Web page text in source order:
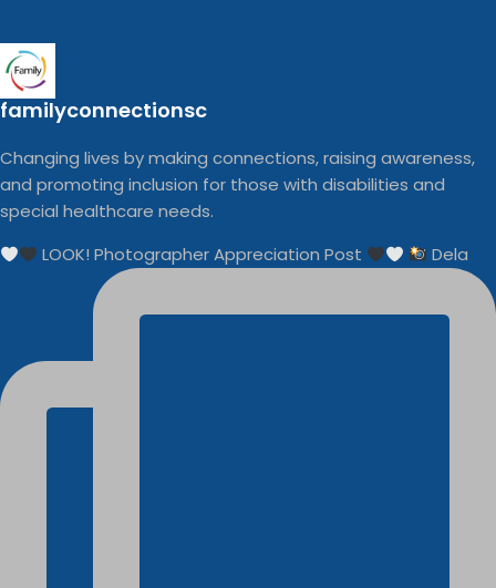
familyconnectionsc
Changing lives by making connections, raising awareness,
and promoting inclusion for those with disabilities and
special healthcare needs.
LOOK! Photographer Appreciation Post
Dela